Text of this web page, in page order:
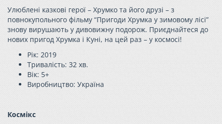
Улюблені казкові герої – Хрумко та його друзі – з
повнокупольного фільму “Пригоди Хрумка у зимовому лісі”
знову вирушають у дивовижну подорож. Приєднайтеся до
нових пригод Хрумка і Куні, на цей раз – у космосі!
Рік: 2019
Тривалість: 32 хв.
Вік: 5+
Виробництво: Україна
Космікс